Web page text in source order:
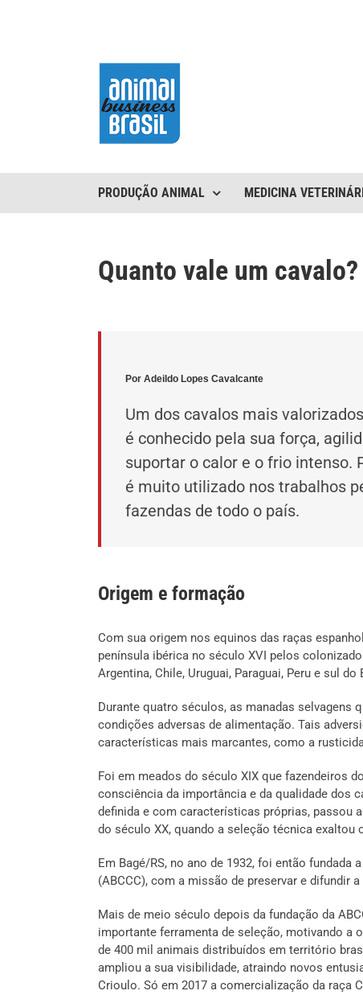
PRODUÇÃO ANIMAL MEDICINA
Quanto vale um
Por Adeildo Lopes Cavalcante
Um dos cavalos mais
é conhecido pela sua força,
suportar o calor e o frio intenso.
é muito utilizado nos trabalhos
fazendas de todo o país.
Origem e formação
Com sua origem nos equinos das raças
península ibérica no século XVI pelos
Argentina, Chile, Uruguai, Paraguai, Peru e sul
Durante quatro séculos, as manadas selvagens
condições adversas de alimentação. Tais
características mais marcantes, como a
Foi em meados do século XIX que fazendeiros
consciência da importância e da qualidade dos
definida e com características próprias, passou
do século XX, quando a seleção técnica
Em Bagé/RS, no ano de 1932, foi então
(ABCCC), com a missão de preservar e difundir
Mais de meio século depois da fundação da
importante ferramenta de seleção, motivando
de 400 mil animais distribuídos em território
ampliou a sua visibilidade, atraindo novos
Crioulo. Só em 2017 a comercialização da raça